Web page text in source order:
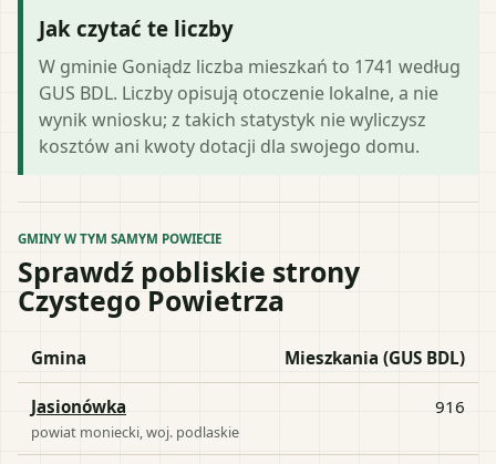
Jak czytać te liczby
W gminie Goniądz liczba mieszkań to 1741 według
GUS BDL. Liczby opisują otoczenie lokalne, a nie
wynik wniosku; z takich statystyk nie wyliczysz
kosztów ani kwoty dotacji dla swojego domu.
GMINY W TYM SAMYM POWIECIE
Sprawdź pobliskie strony
Czystego Powietrza
Gmina Mieszkania (GUS BDL)
Jasionówka
powiat moniecki , woj. podlaskie
916